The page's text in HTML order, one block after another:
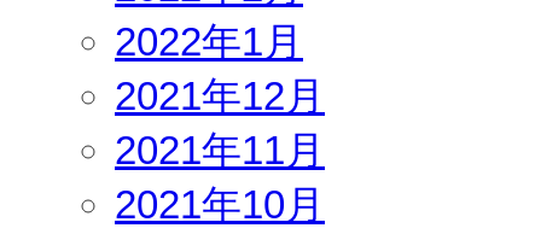
2022年1月
2021年12月
2021年11月
2021年10月